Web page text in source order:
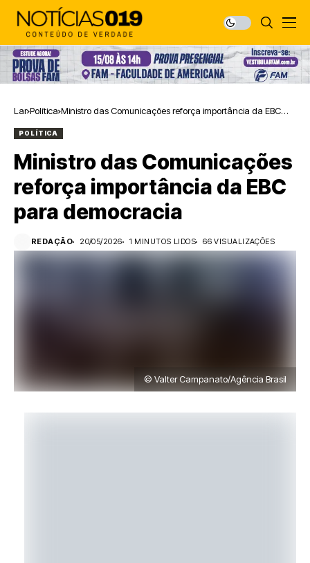
Lar Política Ministro das Comunicações reforça importância da EBC
POLÍTICA
Ministro das Comunicações
reforça importância da EBC
para democracia
REDAÇÃO 20/05/2026 1 MINUTOS LIDOS 66 VISUALIZAÇÕES
© Valter Campanato/Agência Brasil